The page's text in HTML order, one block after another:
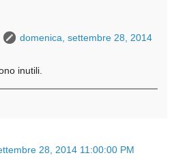
domenica, settembre 28, 2014
inutili.
28, 2014 11:00:00 PM